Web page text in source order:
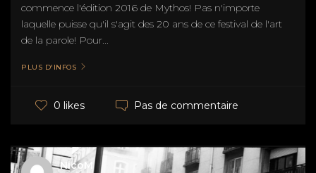
commence l'édition 2016 de Mythos! Pas n'importe
laquelle puisse qu'il s'agit des 20 ans de ce festival de l'art
de la parole! Pour...
PLUS D'INFOS
0 likes Pas de commentaire
NicoM